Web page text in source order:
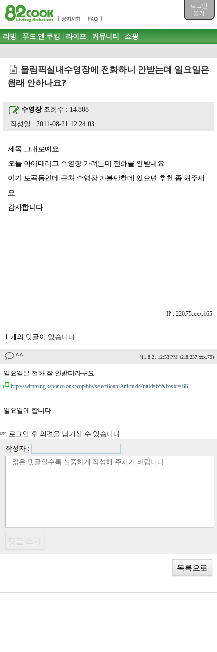
로그인
열기
목차
주메뉴 바로가기
컨텐츠 바로가기
검색 바로가기
로그인 바로가기
주메뉴
리빙 푸드 앤 쿠킹 라이프 커뮤니티 쇼핑
올림픽실내수영장에 전화하니 안받는데 일요일은
원래 안하나요?
수영장조회수 : 14,808
작성일 : 2011-08-21 12:24:03
제목 그대로예요
오늘 아이데리고 수영장 가려는데 전화를 안받네요
여기 도곡동인데 근처 수영장 가볼만한데 있으면 추천 좀 해주세
요
감사합니다
IP : 220.75.xxx.165
1 개의 댓글이 있습니다.
^^ '11.8.21 12:53 PM (218.237.xxx.79)
일요일은 전화 잘 안받더라구요
http://swimming.ksponco.or.kr/cop/bbs/selectBoardArticle.do?nttId=65&bbsId=BB...
일요일에 합니다
☞ 로그인 후 의견을 남기실 수 있습니다
작성자 :
목록으로